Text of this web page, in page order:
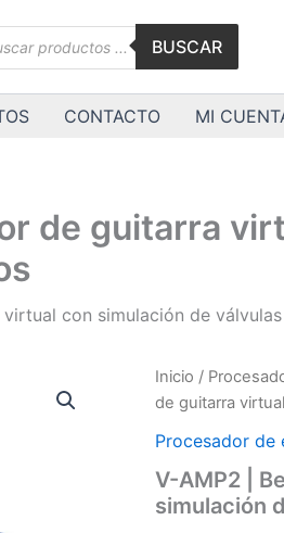
BUSCAR
CONTACTO MI
de guitarra
con simulación de
Inicio /
de guitarra
Procesador de
V-AMP2 |
simulación
V-
AMP2
Behringer
Amplificador
de